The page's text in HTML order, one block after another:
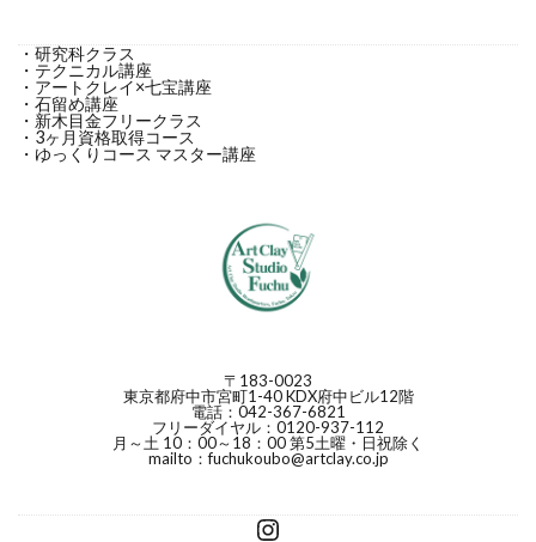
・研究科クラス
・テクニカル講座
・アートクレイ×七宝講座
・石留め講座
・新木目金フリークラス
・3ヶ月資格取得コース
・ゆっくりコース マスター講座
〒183-0023
東京都府中市宮町1-40 KDX府中ビル12階
電話：042-367-6821
フリーダイヤル：0120-937-112
月～土 10：00～18：00 第5土曜・日祝除く
mailto：fuchukoubo@artclay.co.jp